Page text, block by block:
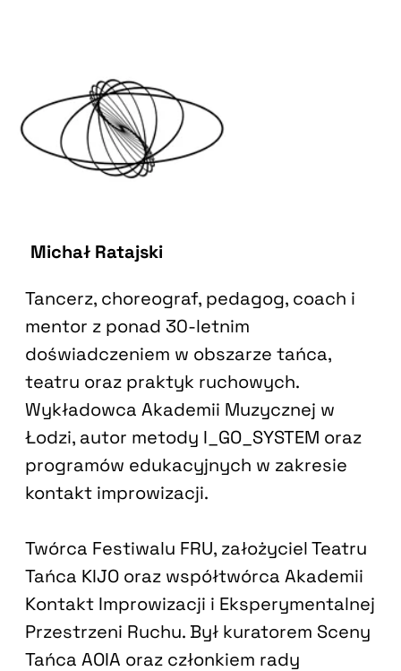
Michał Ratajski
Tancerz, choreograf, pedagog, coach i
mentor z ponad 30-letnim
doświadczeniem w obszarze tańca,
teatru oraz praktyk ruchowych.
Wykładowca Akademii Muzycznej w
Łodzi, autor metody I_GO_SYSTEM oraz
programów edukacyjnych w zakresie
kontakt improwizacji.
Twórca Festiwalu FRU, założyciel Teatru
Tańca KIJO oraz współtwórca Akademii
Kontakt Improwizacji i Eksperymentalnej
Przestrzeni Ruchu. Był kuratorem Sceny
Tańca AOIA oraz członkiem rady